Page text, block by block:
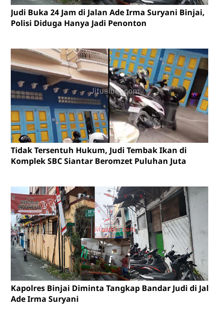
Judi Buka 24 Jam di Jalan Ade Irma Suryani Binjai,
Polisi Diduga Hanya Jadi Penonton
Tidak Tersentuh Hukum, Judi Tembak Ikan di
Komplek SBC Siantar Beromzet Puluhan Juta
Kapolres Binjai Diminta Tangkap Bandar Judi di Jalan
Ade Irma Suryani